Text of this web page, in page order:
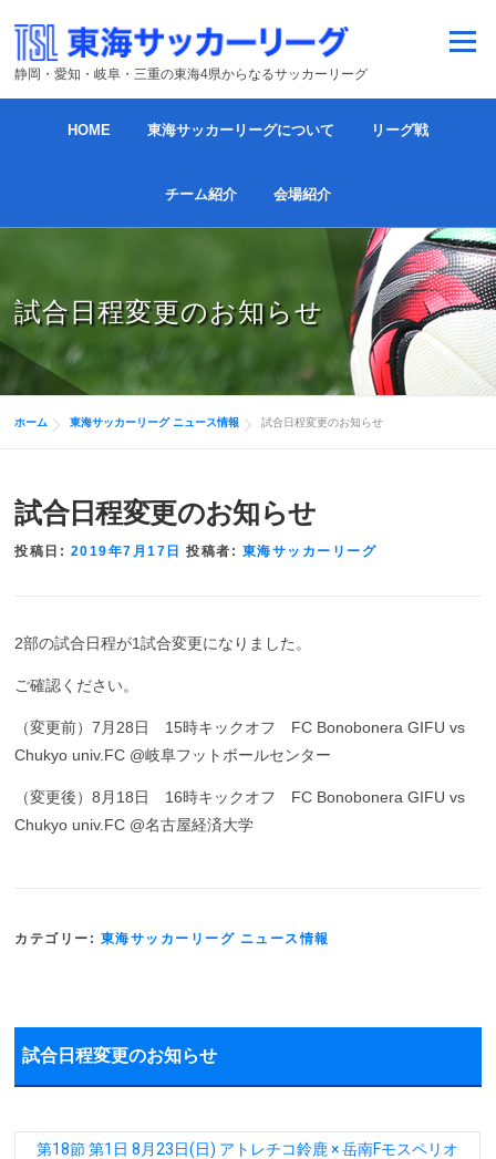
静岡・愛知・岐阜・三重の東海4県からなるサッカーリーグ
メニュー
HOME 東海サッカーリーグについて リーグ戦
チーム紹介 会場紹介
試合日程変更のお知らせ
ホーム 東海サッカーリーグ ニュース情報 試合日程変更のお知らせ
試合日程変更のお知らせ
投稿日: 2019年7月17日 投稿者: 東海サッカーリーグ
2部の試合日程が1試合変更になりました。
ご確認ください。
（変更前）7月28日 15時キックオフ FC Bonobonera GIFU vs
Chukyo univ.FC @岐阜フットボールセンター
（変更後）8月18日 16時キックオフ FC Bonobonera GIFU vs
Chukyo univ.FC @名古屋経済大学
カテゴリー: 東海サッカーリーグ ニュース情報
試合日程変更のお知らせ
第18節 第1日 8月23日(日) アトレチコ鈴鹿 × 岳南Fモスペリオ